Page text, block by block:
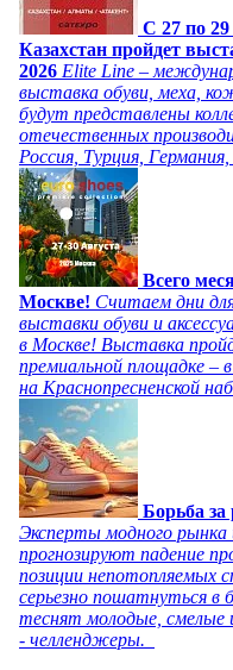
C 27 по
Казахстан пройдет
2026 Elite Line –
выставка обуви, меха,
будут представлены
отечественных
Россия, Турция,
Всего
Москве! Считаем дни
выставки обуви и
в Москве! Выставка
премиальной площадке –
на Краснопресненской
Борьба
Эксперты модного
прогнозируют падение
позиции непотопляемых
серьезно пошатнуться в
теснят молодые, смелые
- челленджеры.